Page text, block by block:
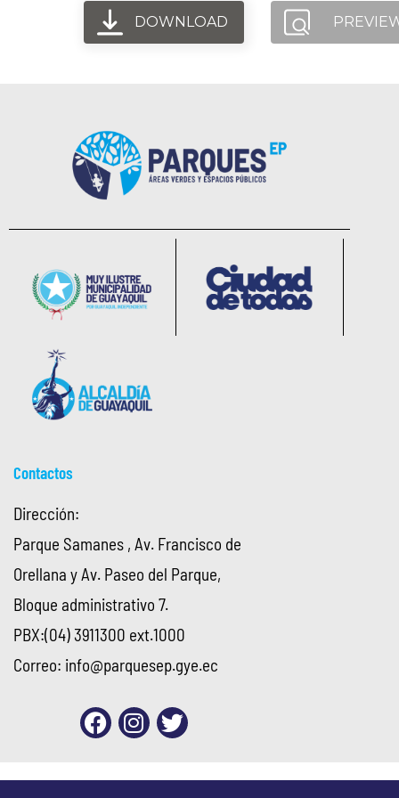
DOWNLOAD
Contactos
Dirección:
Parque Samanes , Av. Francisco de
Orellana y Av. Paseo del Parque,
Bloque administrativo 7.
PBX:(04) 3911300 ext.1000
Correo: info@parquesep.gye.ec